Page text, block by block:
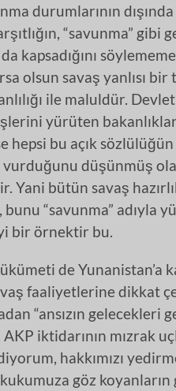
durumlarının
“savunma” gibi
da kapsadığını
olsun savaş yanlısı
ile maluldür.
yürüten
hepsi bu açık
düşünmüş
Yani bütün savaş
“savunma” adıyla
bir örnektir bu.
de Yunanistan’a
faaliyetlerine dikkat
“ansızın gelecekleri
iktidarının mızrak
hakkımızı
göz koyanların